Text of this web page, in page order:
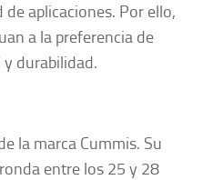
aplicaciones. Por ello,
a la preferencia de
y durabilidad.
la marca Cummis. Su
entre los 25 y 28